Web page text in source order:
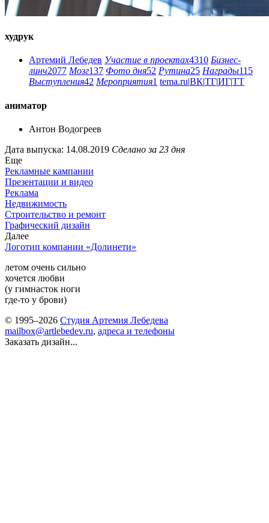
худрук
Артемий Лебедев Участие в проектах4310 Бизнес-
линч2077 Мозг137 Фото дня52 Рутина25 Награды115
Выступления42 Мероприятия1 tema.ru|ВК|ТГ|ИГ|ТТ
аниматор
Антон Водогреев
Дата выпуска: 14.08.2019 Сделано за 23 дня
Еще
Рекламные кампании
Презентации и видео
Реклама
Недвижимость
Строительство и ремонт
Графический дизайн
Далее
Логотип компании «Долинети»
летом очень сильно
хочется любви
(у гимнасток ноги
где-то у брови)
© 1995–2026 Студия Артемия Лебедева
mailbox@artlebedev.ru, адреса и телефоны
Заказать дизайн...